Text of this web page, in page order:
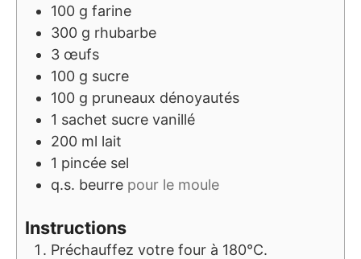
100 g farine
300 g rhubarbe
3 œufs
100 g sucre
100 g pruneaux dénoyautés
1 sachet sucre vanillé
200 ml lait
1 pincée sel
q.s. beurre pour le moule
Instructions
Préchauffez votre four à 180°C.